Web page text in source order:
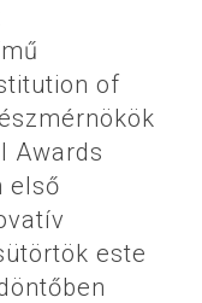
of
Awards
első
este